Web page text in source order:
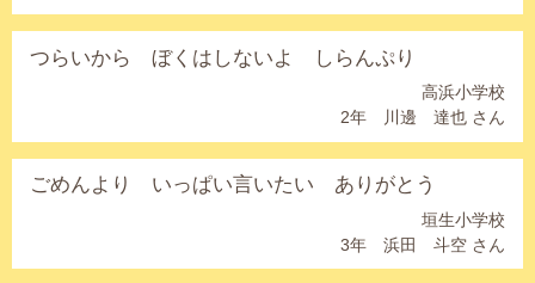
つらいから ぼくはしないよ しらんぷり
高浜小学校
2年 川邊 達也 さん
ごめんより いっぱい言いたい ありがとう
垣生小学校
3年 浜田 斗空 さん